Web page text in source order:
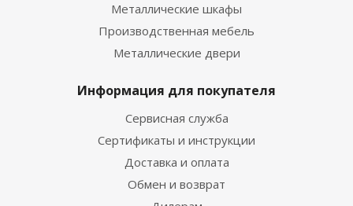
Металлические шкафы
Производственная мебель
Металлические двери
Информация для покупателя
Сервисная служба
Сертификаты и инструкции
Доставка и оплата
Обмен и возврат